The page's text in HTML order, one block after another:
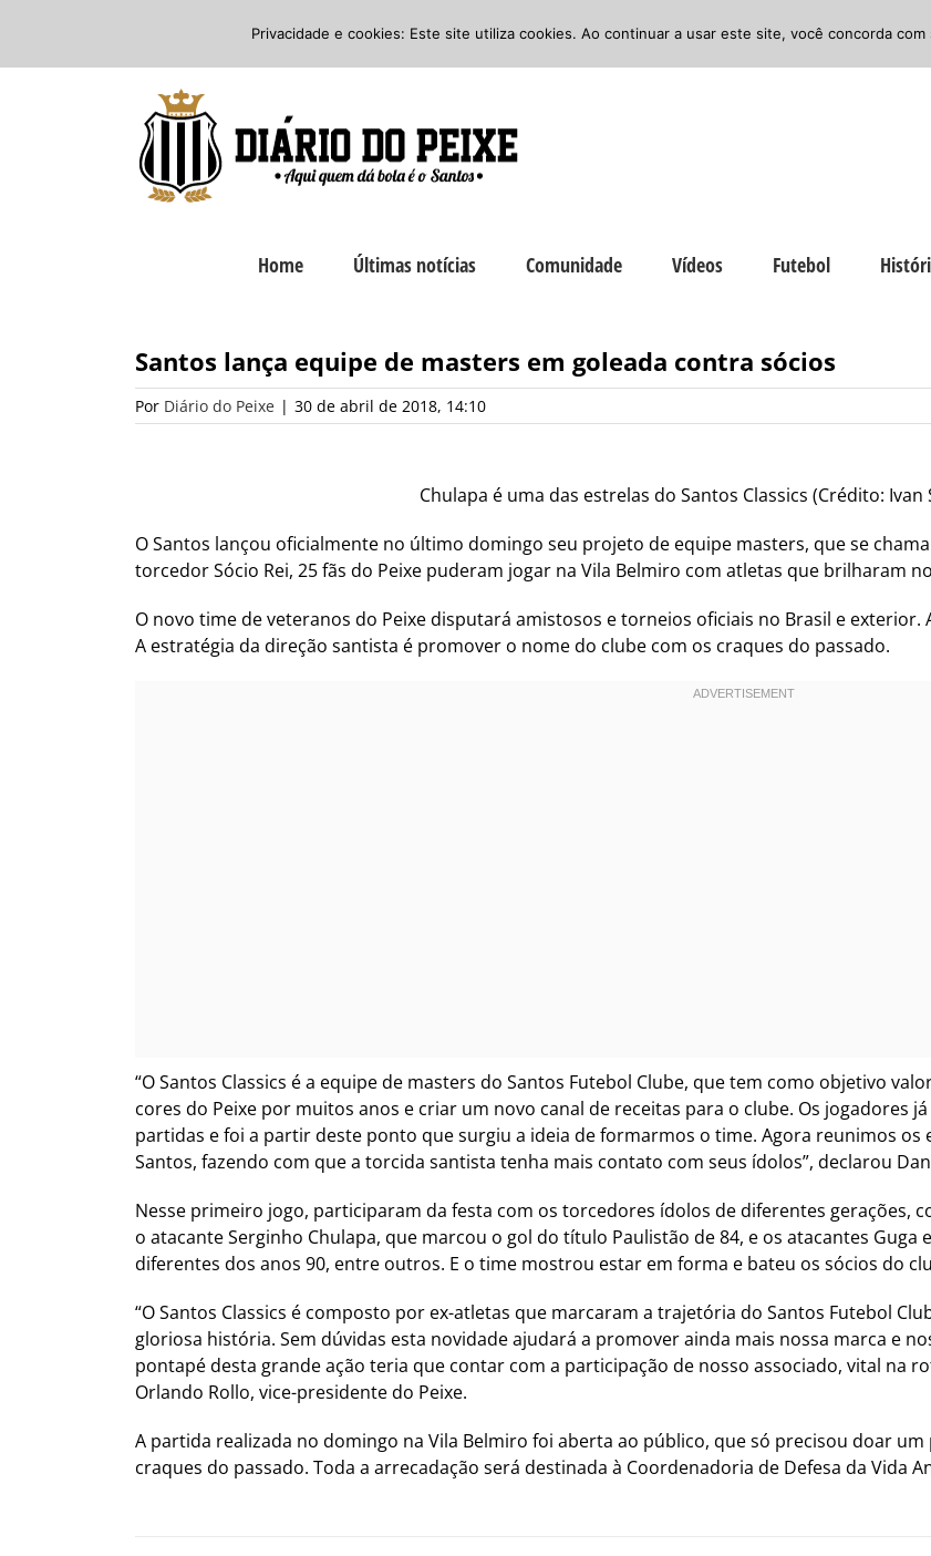
o
Facebook
Instagram
Home Últimas notícias Comunidade Vídeos Futebol
Santos lança equipe de masters em goleada contra sócios
Por Diário do Peixe | 30 de abril de 2018, 14:10
Chulapa é uma das estrelas do Santos Classics (Crédito: Ivan
O Santos lançou oficialmente no último domingo seu projeto de equipe masters, que se
torcedor Sócio Rei, 25 fãs do Peixe puderam jogar na Vila Belmiro com atletas que brilharam
O novo time de veteranos do Peixe disputará amistosos e torneios oficiais no Brasil e
A estratégia da direção santista é promover o nome do clube com os craques do passado.
“O Santos Classics é a equipe de masters do Santos Futebol Clube, que tem como objetivo
cores do Peixe por muitos anos e criar um novo canal de receitas para o clube. Os jogadores
partidas e foi a partir deste ponto que surgiu a ideia de formarmos o time. Agora reunimos
Santos, fazendo com que a torcida santista tenha mais contato com seus ídolos”, declarou
Nesse primeiro jogo, participaram da festa com os torcedores ídolos de diferentes gerações,
o atacante Serginho Chulapa, que marcou o gol do título Paulistão de 84, e os atacantes Guga
diferentes dos anos 90, entre outros. E o time mostrou estar em forma e bateu os sócios do
“O Santos Classics é composto por ex-atletas que marcaram a trajetória do Santos Futebol
gloriosa história. Sem dúvidas esta novidade ajudará a promover ainda mais nossa marca e
pontapé desta grande ação teria que contar com a participação de nosso associado, vital na
Orlando Rollo, vice-presidente do Peixe.
A partida realizada no domingo na Vila Belmiro foi aberta ao público, que só precisou doar
craques do passado. Toda a arrecadação será destinada à Coordenadoria de Defesa da Vida
Privacidade e cookies: Este site utiliza cookies. Ao continuar a usar este site, você concorda com